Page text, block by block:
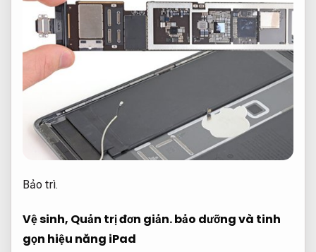
Bảo trì.
Vệ sinh, Quản trị đơn giản.bảo dưỡng và tinh
gọn hiệu năng iPad